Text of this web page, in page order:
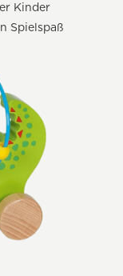
Kinder
Spielspaß